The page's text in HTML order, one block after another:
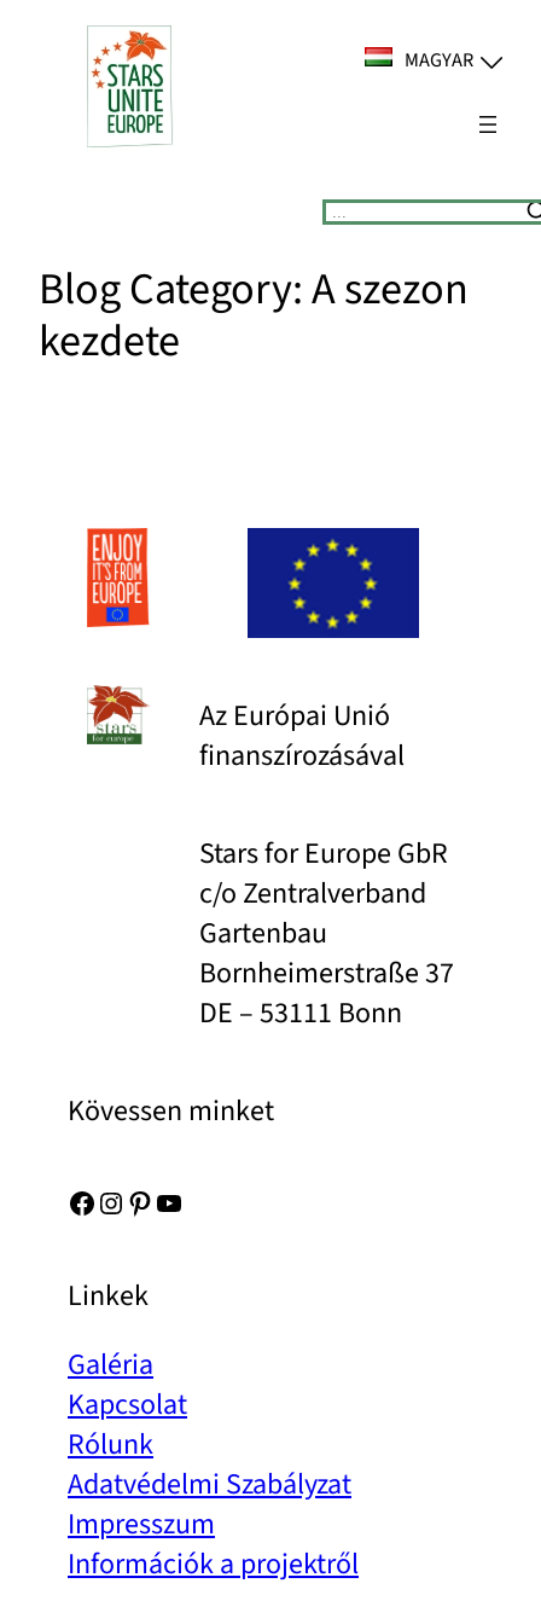
tartalomhoz
MAGYAR
Suchen
Blog Category:A szezon
kezdete
Az Európai Unió
finanszírozásával
Stars for Europe GbR
c/o Zentralverband
Gartenbau
Bornheimerstraße 37
DE – 53111 Bonn
Kövessen minket
Facebook Instagram Pinterest YouTube
Linkek
Galéria
Kapcsolat
Rólunk
Adatvédelmi Szabályzat
Impresszum
Információk a projektről